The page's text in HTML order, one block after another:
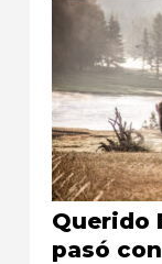
Querido
pasó